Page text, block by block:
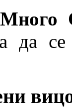
Много
да се